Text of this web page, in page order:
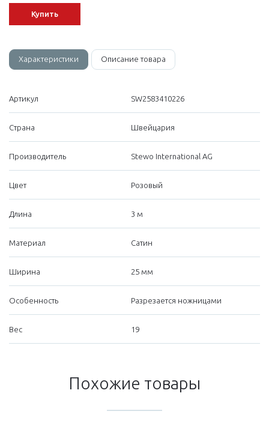
Купить
Характеристики Описание товара
Артикул SW2583410226
Страна Швейцария
Производитель Stewo International AG
Цвет Розовый
Длина 3 м
Материал Сатин
Ширина 25 мм
Особенность Разрезается ножницами
Вес 19
Похожие товары